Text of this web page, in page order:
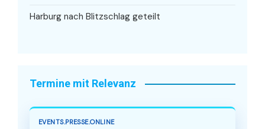
Harburg nach Blitzschlag geteilt
Termine mit Relevanz
EVENTS.PRESSE.ONLINE